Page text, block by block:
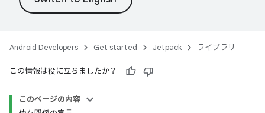
Android Developers Get started Jetpack ライブラリ
この情報は役に立ちましたか？
このページの内容